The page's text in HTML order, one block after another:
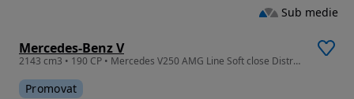
Mercedes-Benz V
2143 cm3 • 190 CP • Mercedes V250 AMG Line Soft close Distronic Piele Clima Led ILS 190cp
Promovat
Sub medie